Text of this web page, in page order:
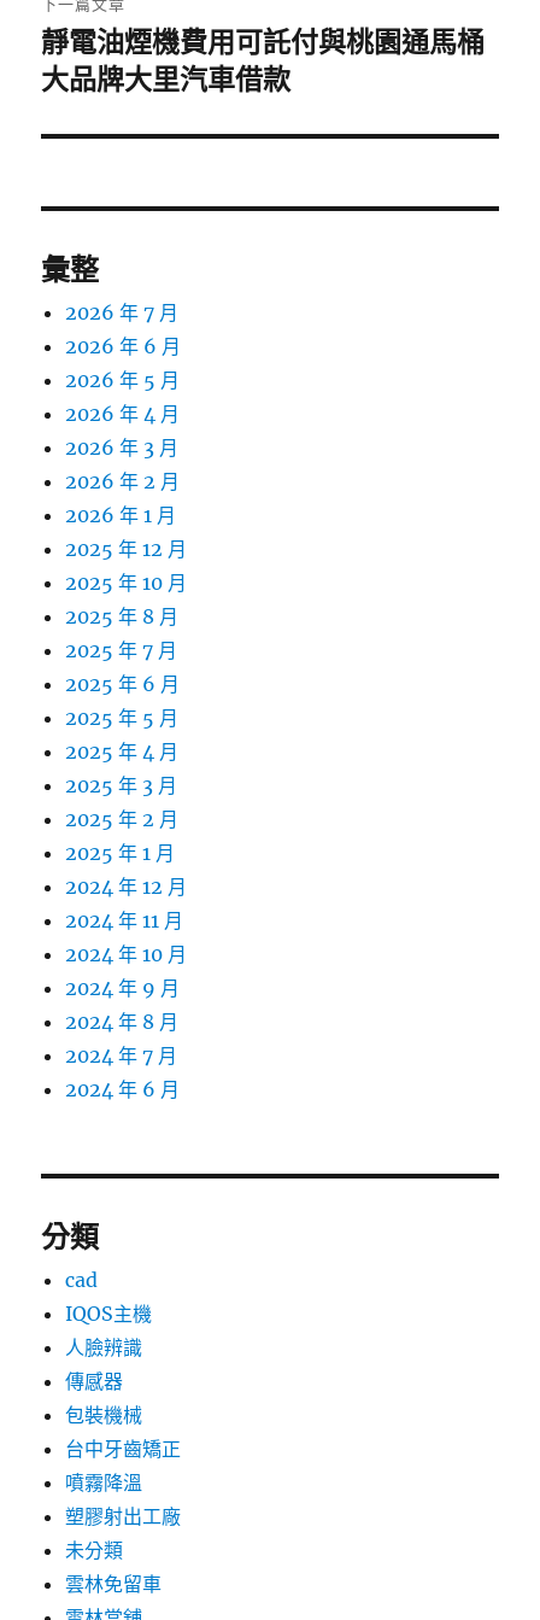
下
一
文
靜電油煙機費用可託付與桃園通馬桶
大品牌大里汽車借款
彙整
2026 年 7 月
2026 年 6 月
2026 年 5 月
2026 年 4 月
2026 年 3 月
2026 年 2 月
2026 年 1 月
2025 年 12 月
2025 年 10 月
2025 年 8 月
2025 年 7 月
2025 年 6 月
2025 年 5 月
2025 年 4 月
2025 年 3 月
2025 年 2 月
2025 年 1 月
2024 年 12 月
2024 年 11 月
2024 年 10 月
2024 年 9 月
2024 年 8 月
2024 年 7 月
2024 年 6 月
分類
cad
IQOS主機
人臉辨識
傳感器
包裝機械
台中牙齒矯正
噴霧降溫
塑膠射出工廠
未分類
雲林免留車